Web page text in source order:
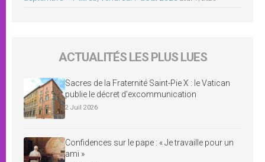
ACTUALITÉS LES PLUS LUES
Sacres de la Fraternité Saint-Pie X : le Vatican
publie le décret d’excommunication
2 Juil 2026
Confidences sur le pape : « Je travaille pour un
ami »